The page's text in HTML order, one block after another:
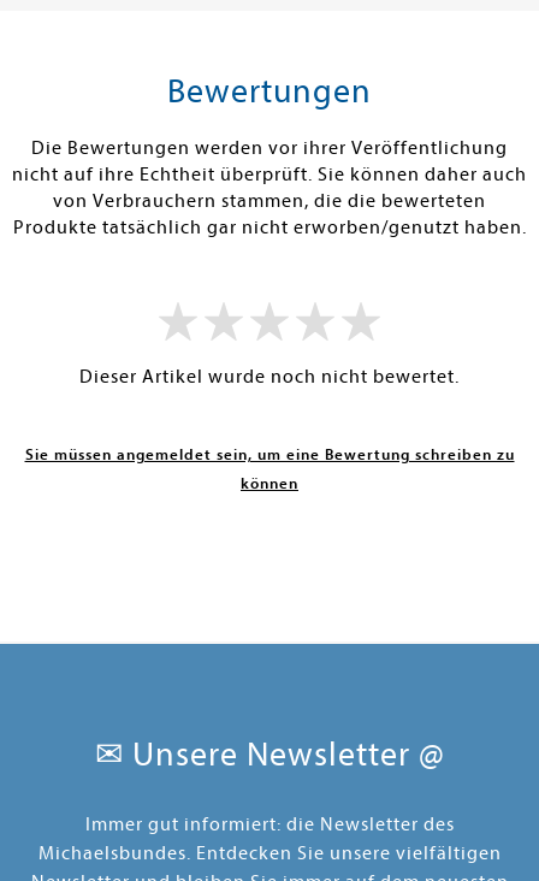
Warenkorb
Bewertungen
Die Bewertungen werden vor ihrer Veröffentlichung
nicht auf ihre Echtheit überprüft. Sie können daher auch
von Verbrauchern stammen, die die bewerteten
Produkte tatsächlich gar nicht erworben/genutzt haben.
Dieser Artikel wurde noch nicht bewertet.
Sie müssen angemeldet sein, um eine Bewertung schreiben zu
können
✉ Unsere Newsletter @
Immer gut informiert: die Newsletter des
Michaelsbundes. Entdecken Sie unsere vielfältigen